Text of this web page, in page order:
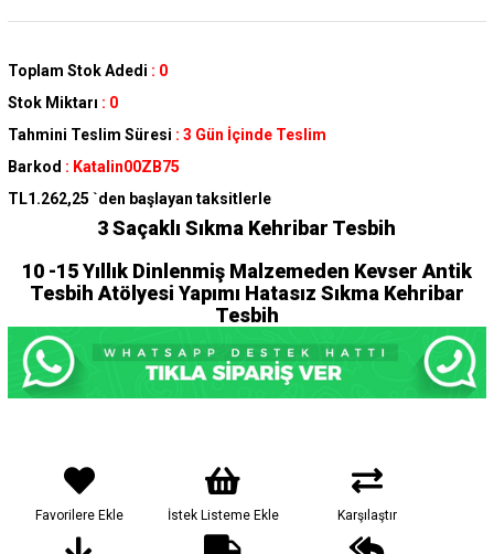
Toplam Stok Adedi : 0
Stok Miktarı : 0
Tahmini Teslim Süresi : 3 Gün İçinde Teslim
Barkod : Katalin00ZB75
TL1.262,25 `den başlayan taksitlerle
3 Saçaklı Sıkma Kehribar Tesbih
10 -15 Yıllık Dinlenmiş Malzemeden Kevser Antik
Tesbih Atölyesi Yapımı Hatasız Sıkma Kehribar
Tesbih
Favorilere Ekle İstek Listeme Ekle Karşılaştır